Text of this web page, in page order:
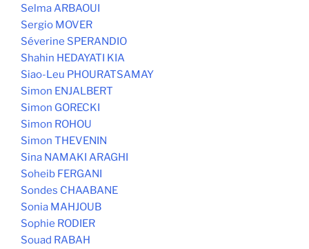
Selma ARBAOUI
Sergio MOVER
Séverine SPERANDIO
Shahin HEDAYATI KIA
Siao-Leu PHOURATSAMAY
Simon ENJALBERT
Simon GORECKI
Simon ROHOU
Simon THEVENIN
Sina NAMAKI ARAGHI
Soheib FERGANI
Sondes CHAABANE
Sonia MAHJOUB
Sophie RODIER
Souad RABAH